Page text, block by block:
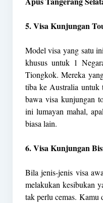
5. Visa Kunjungan
Model visa yang satu
khusus untuk 1
Tiongkok. Mereka
tiba ke Australia untuk
bawa visa kunjungan
ini lumayan mahal,
biasa lain.
6. Visa Kunjungan
Bila jenis-jenis visa
melakukan kesibukan
tak perlu cemas. Kamu